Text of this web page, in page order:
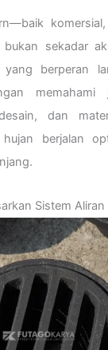
sekadar
berperan
dan
berjalan
Sistem Aliran